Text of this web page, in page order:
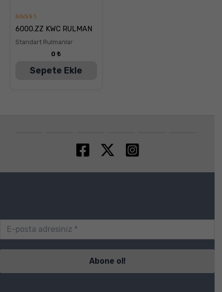
5
üzerinden
oy aldı
6000.ZZ KWC RULMAN
Standart Rulmanlar
0₺
Sepete Ekle